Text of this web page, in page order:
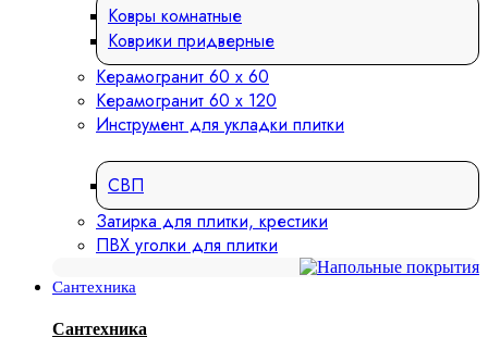
Ковры комнатные
Коврики придверные
Керамогранит 60 х 60
Керамогранит 60 х 120
Инструмент для укладки плитки
СВП
Затирка для плитки, крестики
ПВХ уголки для плитки
Сантехника
Сантехника